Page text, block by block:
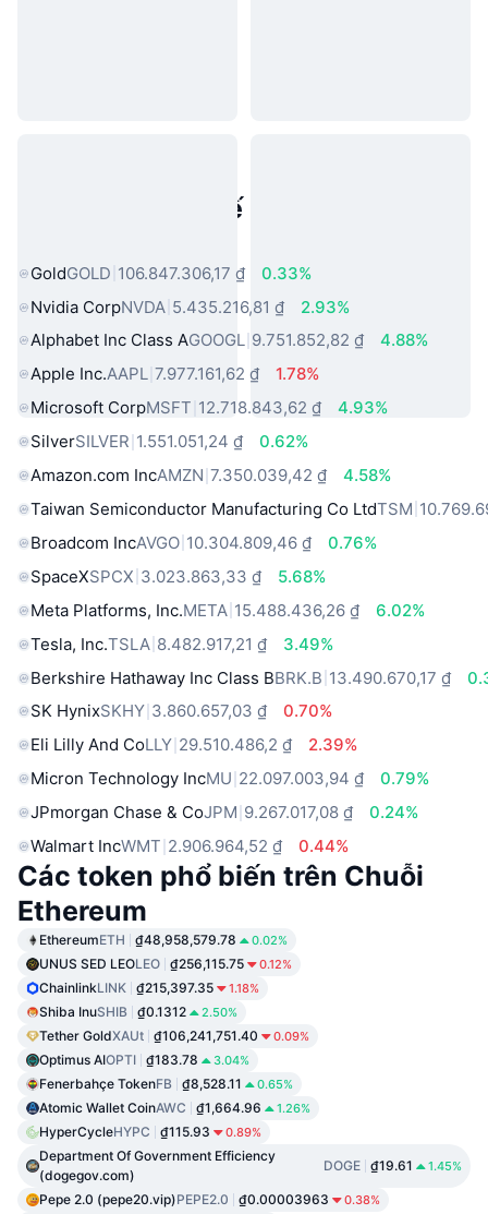
Tài sản trong thế giới thực phổ
GoldGOLD 106.847.306,17 ₫
0.33%
Nvidia CorpNVDA 5.435.216,81 ₫
2.93%
Alphabet Inc Class AGOOGL 9.751.852,82 ₫
4.88%
Apple Inc.AAPL 7.977.161,62 ₫
1.78%
Microsoft CorpMSFT 12.718.843,62 ₫
4.93%
SilverSILVER 1.551.051,24 ₫
0.62%
Amazon.com IncAMZN 7.350.039,42 ₫
4.58%
Taiwan Semiconductor Manufacturing Co LtdTSM
Broadcom IncAVGO 10.304.809,46 ₫
0.76%
SpaceXSPCX 3.023.863,33 ₫
5.68%
Meta Platforms, Inc.META 15.488.436,26 ₫
6.02%
Tesla, Inc.TSLA 8.482.917,21 ₫
3.49%
Berkshire Hathaway Inc Class BBRK.B 13.490.670,17 ₫
SK HynixSKHY 3.860.657,03 ₫
0.70%
Eli Lilly And CoLLY 29.510.486,2 ₫
2.39%
Micron Technology IncMU 22.097.003,94 ₫
0.79%
JPmorgan Chase & CoJPM 9.267.017,08 ₫
0.24%
Walmart IncWMT 2.906.964,52 ₫ 0.44%
Các token phổ biến trên Chuỗi
Ethereum
EthereumETH ₫48,958,579.78 0.02%
UNUS SED LEOLEO ₫256,115.75 0.12%
ChainlinkLINK ₫215,397.35 1.18%
Shiba InuSHIB ₫0.1312 2.50%
Tether GoldXAUt ₫106,241,751.40 0.09%
Optimus AIOPTI ₫183.78 3.04%
Fenerbahçe TokenFB ₫8,528.11 0.65%
Atomic Wallet CoinAWC ₫1,664.96 1.26%
HyperCycleHYPC ₫115.93 0.89%
Department Of Government Efficiency
(dogegov.com)
DOGE ₫19.61 1.45%
Pepe 2.0 (pepe20.vip)PEPE2.0 ₫0.00003963 0.38%